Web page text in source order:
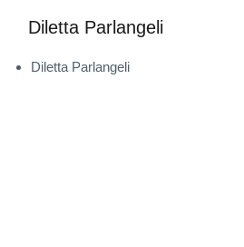
Diletta Parlangeli
Diletta Parlangeli